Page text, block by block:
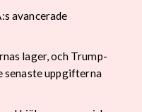
avancerade
lager, och Trump-
senaste uppgifterna